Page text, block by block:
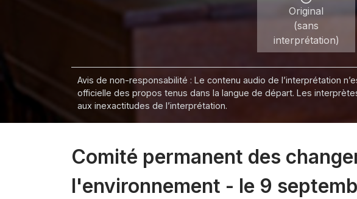
Original
(sans
interprétation)
Avis de non-responsabilité : Le contenu audio de l’interprétation
officielle des propos tenus dans la langue de départ. Les
aux inexactitudes de l’interprétation.
Comité permanent des
l'environnement - le 9